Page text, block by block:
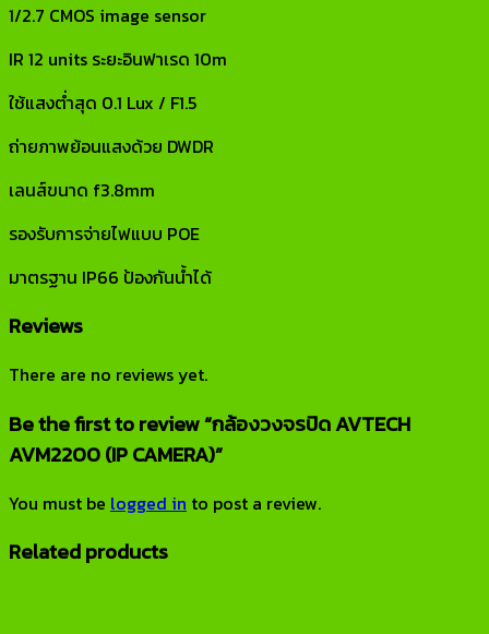
1/2.7 CMOS image sensor
IR 12 units ระยะอินฟาเรด 10m
ใช้แสงต่ำสุด 0.1 Lux / F1.5
ถ่ายภาพย้อนแสงด้วย DWDR
เลนส์ขนาด f3.8mm
รองรับการจ่ายไฟแบบ POE
มาตรฐาน IP66 ป้องกันน้ำได้
Reviews
There are no reviews yet.
Be the first to review “กล้องวงจรปิด AVTECH
AVM2200 (IP CAMERA)”
You must be logged in to post a review.
Related products